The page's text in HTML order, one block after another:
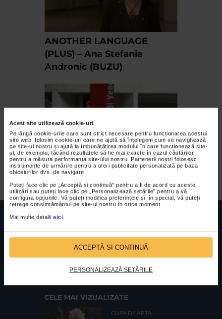
Acest site utilizează cookie-uri
Pe lângă cookie-urile care sunt strict necesare pentru funcționarea acestui
site web, folosim cookie-uri care ne ajută să înțelegem cum se navighează
pe site-ul nostru și ajută la îmbunătățirea modului în care funcționează site-
ul, de exemplu, făcând rezultatele să fie mai exacte în cazul căutărilor,
pentru a măsura performanța site-ului nostru. Partenerii noștri folosesc
instrumente de urmărire pentru a oferi publicitate personalizată pe baza
obiceiurilor dvs. de navigare.
Puteți face clic pe „Acceptă si continuă” pentru a fi de acord cu aceste
utilizări sau puteți face clic pe „Personalizează setările” pentru a vă
configura opțiunile. Vă puteți modifica preferințele și, în special, vă puteți
retrage consimțământul pe site-ul nostru în orice moment.
Mai multe detalii aici
ACCEPTĂ SI CONTINUĂ
PERSONALIZEAZĂ SETĂRILE
ANOTHER LANGUAGE
(PLUS) – Ana Stefania
Andronic (BUZU)
Bienala de la Venetia I
FUNDATIA FILDAS ARTNr inreg registrul special: 4 PJ/ 29.01.2013
Cod fiscal: 9164384Sediu social: Str. Delfinului, Nr. 6, parter Bl. 42,
CELE MAI VIZUALIZATE
CLIPA DE ARTA